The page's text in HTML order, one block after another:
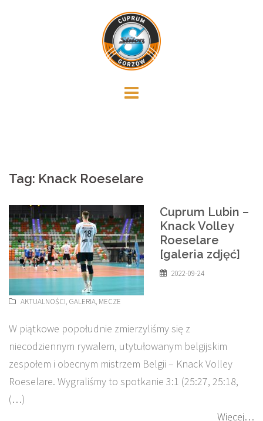
Tag: Knack Roeselare
Cuprum Lubin –
Knack Volley
Roeselare
[galeria zdjęć]
2022-09-24
AKTUALNOŚCI, GALERIA, MECZE
W piątkowe popołudnie zmierzyliśmy się z
niecodziennym rywalem, utytułowanym belgijskim
zespołem i obecnym mistrzem Belgii – Knack Volley
Roeselare. Wygraliśmy to spotkanie 3:1 (25:27, 25:18,
(…)
Więcej…